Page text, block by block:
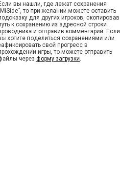
вы нашли, где лежат сохранения
то при желании можете оставить
для других игроков, скопировав
к сохранению из адресной строки
и отправив комментарий. Если
хотите поделиться сохранениями или
свой прогресс в
игры, то можете отправить
через форму загрузки.